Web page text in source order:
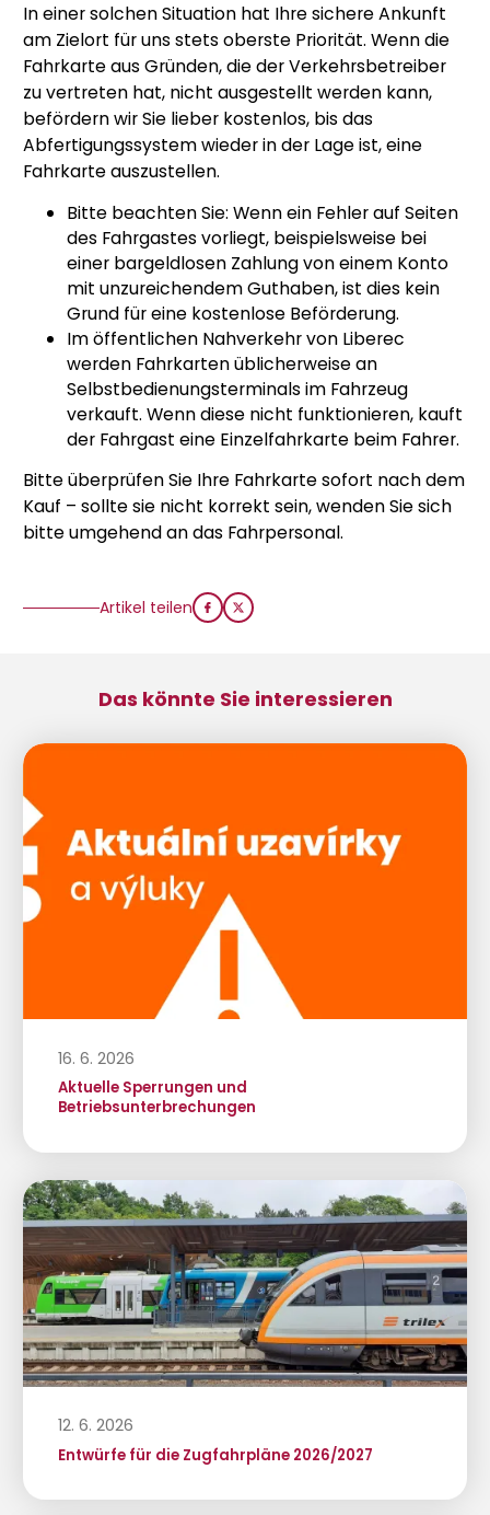
In einer solchen Situation hat Ihre sichere Ankunft
am Zielort für uns stets oberste Priorität. Wenn die
Fahrkarte aus Gründen, die der Verkehrsbetreiber
zu vertreten hat, nicht ausgestellt werden kann,
befördern wir Sie lieber kostenlos, bis das
Abfertigungssystem wieder in der Lage ist, eine
Fahrkarte auszustellen.
Bitte beachten Sie: Wenn ein Fehler auf Seiten
des Fahrgastes vorliegt, beispielsweise bei
einer bargeldlosen Zahlung von einem Konto
mit unzureichendem Guthaben, ist dies kein
Grund für eine kostenlose Beförderung.
Im öffentlichen Nahverkehr von Liberec
werden Fahrkarten üblicherweise an
Selbstbedienungsterminals im Fahrzeug
verkauft. Wenn diese nicht funktionieren, kauft
der Fahrgast eine Einzelfahrkarte beim Fahrer.
Bitte überprüfen Sie Ihre Fahrkarte sofort nach dem
Kauf – sollte sie nicht korrekt sein, wenden Sie sich
bitte umgehend an das Fahrpersonal.
Artikel teilen
Das könnte Sie interessieren
16. 6. 2026
Aktuelle Sperrungen und
Betriebsunterbrechungen
12. 6. 2026
Entwürfe für die Zugfahrpläne 2026/2027